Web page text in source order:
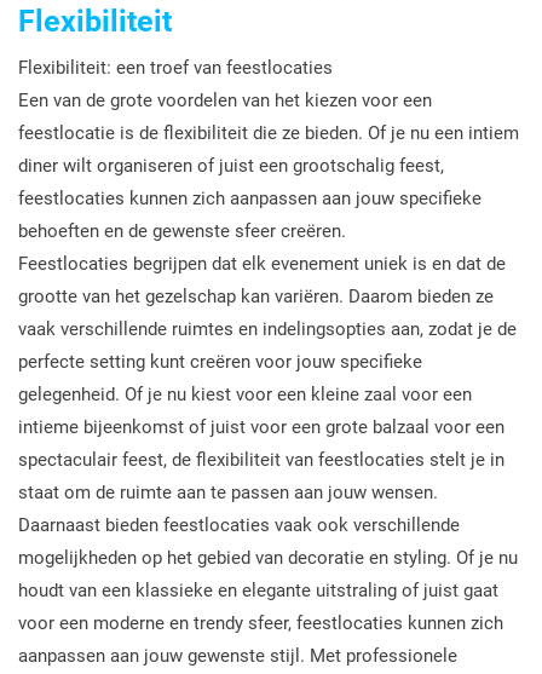
Flexibiliteit
Flexibiliteit: een troef van feestlocaties
Een van de grote voordelen van het kiezen voor een
feestlocatie is de flexibiliteit die ze bieden. Of je nu een intiem
diner wilt organiseren of juist een grootschalig feest,
feestlocaties kunnen zich aanpassen aan jouw specifieke
behoeften en de gewenste sfeer creëren.
Feestlocaties begrijpen dat elk evenement uniek is en dat de
grootte van het gezelschap kan variëren. Daarom bieden ze
vaak verschillende ruimtes en indelingsopties aan, zodat je de
perfecte setting kunt creëren voor jouw specifieke
gelegenheid. Of je nu kiest voor een kleine zaal voor een
intieme bijeenkomst of juist voor een grote balzaal voor een
spectaculair feest, de flexibiliteit van feestlocaties stelt je in
staat om de ruimte aan te passen aan jouw wensen.
Daarnaast bieden feestlocaties vaak ook verschillende
mogelijkheden op het gebied van decoratie en styling. Of je nu
houdt van een klassieke en elegante uitstraling of juist gaat
voor een moderne en trendy sfeer, feestlocaties kunnen zich
aanpassen aan jouw gewenste stijl. Met professionele